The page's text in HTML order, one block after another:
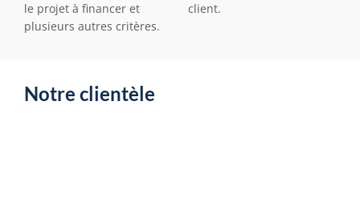
le projet à financer et
plusieurs autres critères.
client.
Notre clientèle